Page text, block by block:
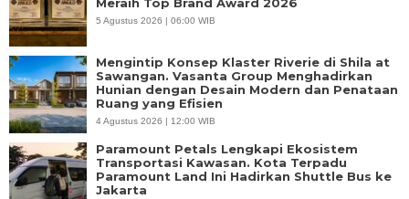
Meraih Top Brand Award 2026
5 Agustus 2026 | 06:00 WIB
Mengintip Konsep Klaster Riverie di Shila at
Sawangan. Vasanta Group Menghadirkan
Hunian dengan Desain Modern dan Penataan
Ruang yang Efisien
4 Agustus 2026 | 12:00 WIB
Paramount Petals Lengkapi Ekosistem
Transportasi Kawasan. Kota Terpadu
Paramount Land Ini Hadirkan Shuttle Bus ke
Jakarta